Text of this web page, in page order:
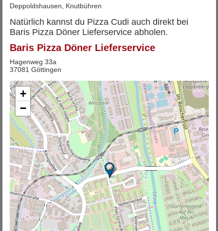
Deppoldshausen, Knutbühren
Natürlich kannst du Pizza Cudi auch direkt bei
Baris Pizza Döner Lieferservice abholen.
Baris Pizza Döner Lieferservice
Hagenweg 33a
37081 Göttingen
+
−